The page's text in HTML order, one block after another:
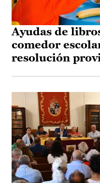
Ayudas de
comedor
resolución